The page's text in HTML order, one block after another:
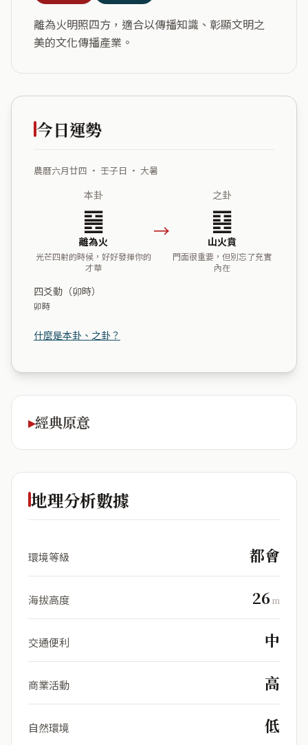
離為火明照四方，適合以傳播知識、彰顯文明之
美的文化傳播產業。
今日運勢
農曆六月廿四 ・ 壬子日 ・ 大暑
本卦
䷝
離為火
光芒四射的時候，好好發揮你的
才華
→
之卦
䷕
山火賁
門面很重要，但別忘了充實
內在
四爻動（卯時）
卯時
什麼是本卦、之卦？
經典原意
地理分析數據
環境等級 都會
海拔高度 26m
交通便利 中
商業活動 高
自然環境 低